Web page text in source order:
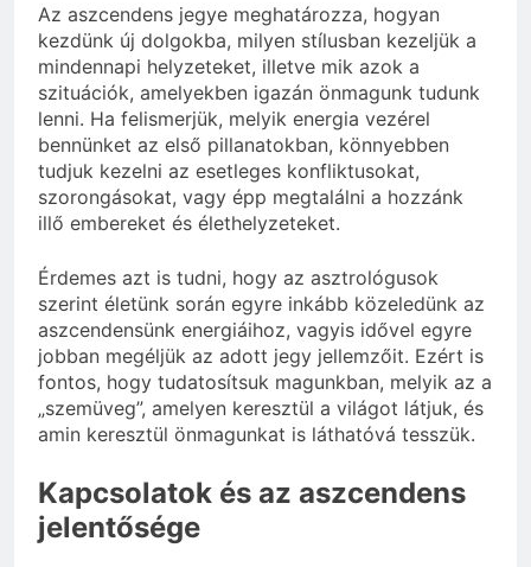
Az aszcendens jegye meghatározza, hogyan
kezdünk új dolgokba, milyen stílusban kezeljük a
mindennapi helyzeteket, illetve mik azok a
szituációk, amelyekben igazán önmagunk tudunk
lenni. Ha felismerjük, melyik energia vezérel
bennünket az első pillanatokban, könnyebben
tudjuk kezelni az esetleges konfliktusokat,
szorongásokat, vagy épp megtalálni a hozzánk
illő embereket és élethelyzeteket.
Érdemes azt is tudni, hogy az asztrológusok
szerint életünk során egyre inkább közeledünk az
aszcendensünk energiáihoz, vagyis idővel egyre
jobban megéljük az adott jegy jellemzőit. Ezért is
fontos, hogy tudatosítsuk magunkban, melyik az a
„szemüveg”, amelyen keresztül a világot látjuk, és
amin keresztül önmagunkat is láthatóvá tesszük.
Kapcsolatok és az aszcendens
jelentősége